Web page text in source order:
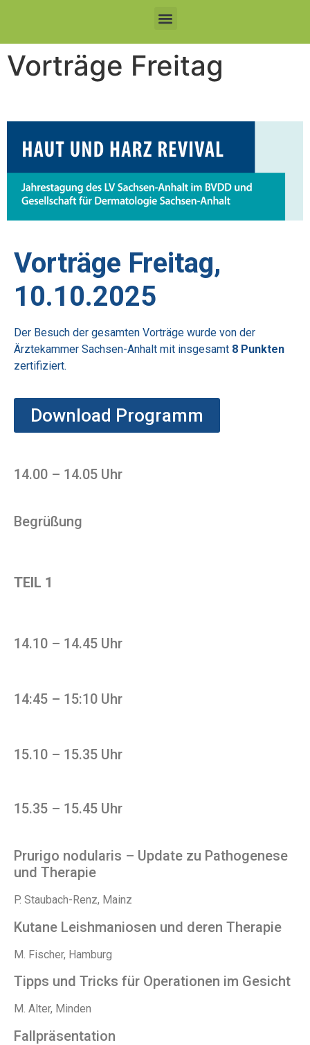
Vorträge Freitag
Vorträge Freitag,
10.10.2025
Der Besuch der gesamten Vorträge wurde von der
Ärztekammer Sachsen-Anhalt mit insgesamt 8 Punkten
zertifiziert.
Download Programm
14.00 – 14.05 Uhr
Begrüßung
TEIL 1
14.10 – 14.45 Uhr
14:45 – 15:10 Uhr
15.10 – 15.35 Uhr
15.35 – 15.45 Uhr
Prurigo nodularis – Update zu Pathogenese
und Therapie
P. Staubach-Renz, Mainz
Kutane Leishmaniosen und deren Therapie
M. Fischer, Hamburg
Tipps und Tricks für Operationen im Gesicht
M. Alter, Minden
Fallpräsentation